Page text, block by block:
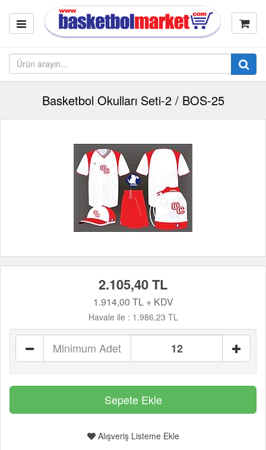
Basketbol Okulları Seti-2 / BOS-25
2.105,40 TL
1.914,00 TL + KDV
Havale ile : 1.986,23 TL
Minimum Adet
Alışveriş Listeme Ekle